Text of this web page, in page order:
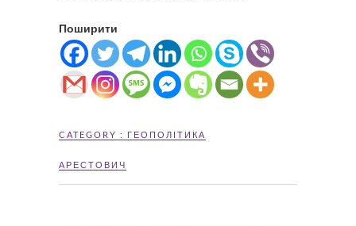
Поширити
CATEGORY : ГЕОПОЛІТИКА
АРЕСТОВИЧ